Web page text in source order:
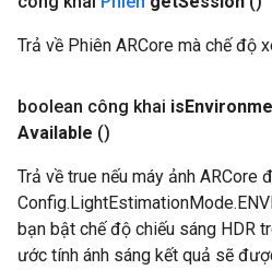
Trả về Phiên ARCore mà chế độ
boolean công khai is
Available ()
Trả về true nếu máy ảnh ARCore
bạn bật chế độ chiếu sáng HDR
ước tính ánh sáng kết quả sẽ